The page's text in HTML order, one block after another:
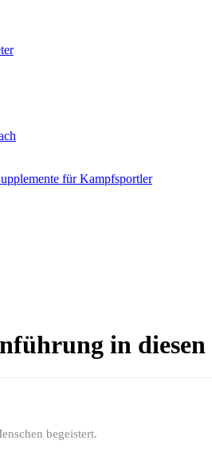
für Kampfsportler
in
begeistert.